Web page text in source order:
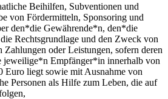
Beihilfen, Subventionen und
von Fördermitteln, Sponsoring und
den*die Gewährende*n, den*die
Rechtsgrundlage und den Zweck von
Zahlungen oder Leistungen, sofern deren
jeweilige*n Empfänger*in innerhalb von
Euro liegt sowie mit Ausnahme von
Personen als Hilfe zum Leben, die auf